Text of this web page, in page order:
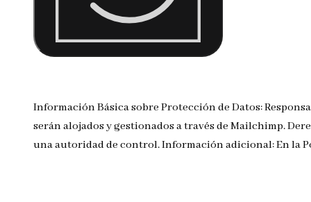
Información Básica sobre Protección de Datos:
serán alojados y gestionados a través de Mailchimp.
una autoridad de control. Información adicional: En la